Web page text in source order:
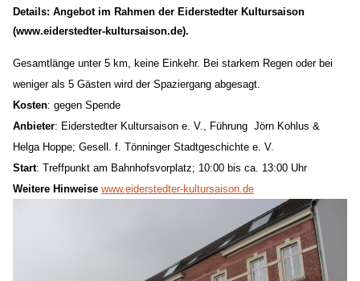
Details: Angebot im Rahmen der Eiderstedter Kultursaison
(www.eiderstedter-kultursaison.de).
Gesamtlänge unter 5 km, keine Einkehr. Bei starkem Regen oder bei
weniger als 5 Gästen wird der Spaziergang abgesagt
Kosten: gegen Spende
Anbieter: Eiderstedter Kultursaison e. V., Führung Jörn Kohlus &
Helga Hoppe; Gesell. f. Tönninger Stadtgeschichte e. V.
Start: Treffpunkt am Bahnhofsvorplatz; 1 0:00 bis ca. 1 3:00 Uhr
Weitere Hinweise www.eiderstedter-kultursaison.de